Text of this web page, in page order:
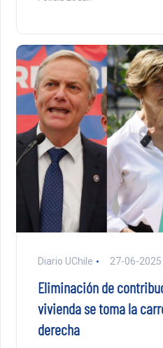
Diario UChile 27-06-2025
Eliminación de
vivienda se toma la
derecha